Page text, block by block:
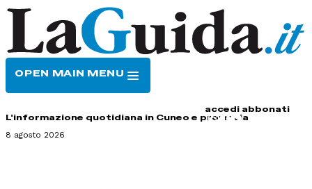
OPEN MAIN MENU
accedi abbonati
L'informazione quotidiana in Cuneo e provincia
8 agosto 2026